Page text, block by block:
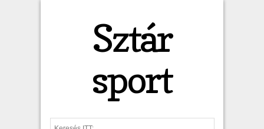
Sztár
sport